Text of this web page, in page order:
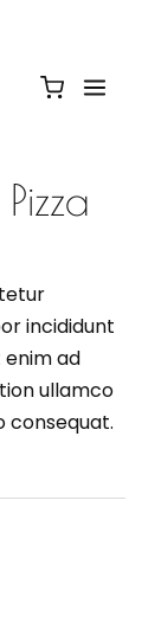
incididunt
ad
ullamco
consequat.